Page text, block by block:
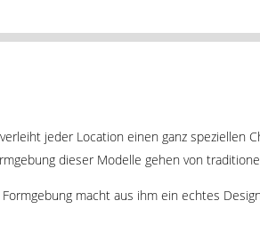
jeder Location einen ganz speziellen
dieser Modelle gehen von
macht aus ihm ein echtes